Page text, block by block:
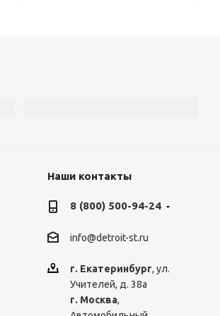
Наши контакты
8 (800) 500-94-24
info@detroit-st.ru
г. Екатеринбург, ул.
Учителей, д. 38а
г. Москва,